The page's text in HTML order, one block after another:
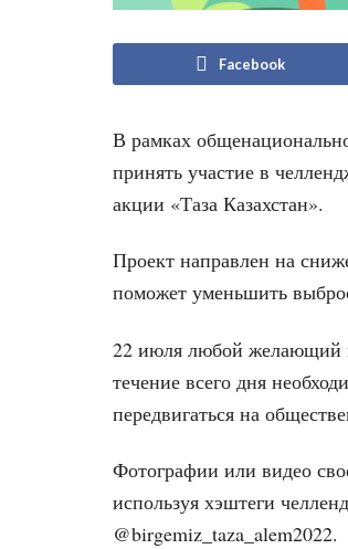
Facebook
В рамках
принять участие в
акции «Таза Казахстан».
Проект направлен на
поможет уменьшить
22 июля любой желающий
течение всего дня
передвигаться на
Фотографии или видео
используя хэштеги
@birgemiz_taza_alem2022.